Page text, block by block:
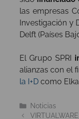
las empresas
Investigación y
Delft (Países
El Grupo SPRI
alianzas con el
la I+D como
Categorías
Noticias